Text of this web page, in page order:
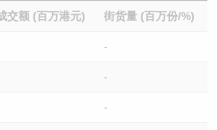
交额 (百万港元) 街货量 (百万份/%)
-
-
-